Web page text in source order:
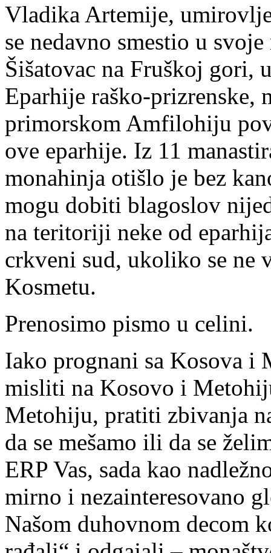
Vladika Artemije,
se nedavno smestio u
Šišatovac na Fruškoj gori,
Eparhije raško-
primorskom Amfilohiju
ove eparhije. Iz 11
monahinja otišlo je bez
mogu dobiti blagoslov
na teritoriji neke od
crkveni sud, ukoliko se ne
Kosmetu.
Prenosimo pismo u celini.
Iako prognani sa Kosova i
misliti na Kosovo i
Metohiju, pratiti zbivanja
da se mešamo ili da se
ERP Vas, sada kao
mirno i nezainteresovano
Našom duhovnom decom